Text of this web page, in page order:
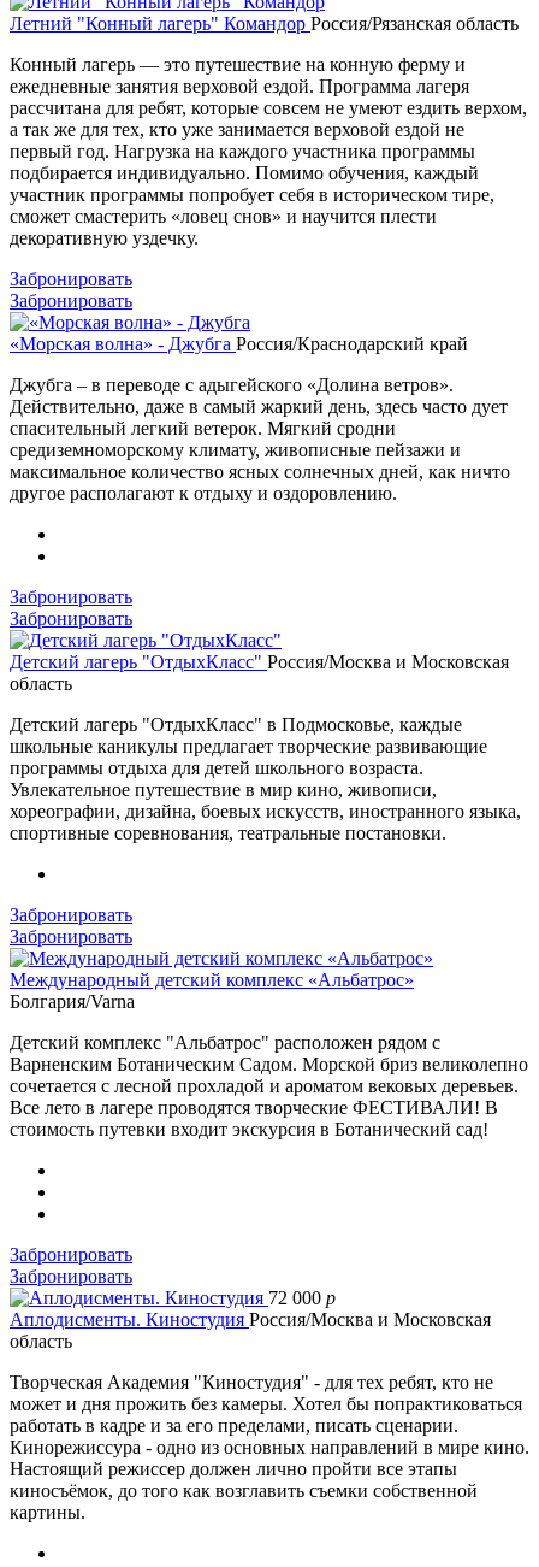
Летний "Конный лагерь" Командор Россия/Рязанская область
Конный лагерь — это путешествие на конную ферму и
ежедневные занятия верховой ездой. Программа лагеря
рассчитана для ребят, которые совсем не умеют ездить верхом,
а так же для тех, кто уже занимается верховой ездой не
первый год. Нагрузка на каждого участника программы
подбирается индивидуально. Помимо обучения, каждый
участник программы попробует себя в историческом тире,
сможет смастерить «ловец снов» и научится плести
декоративную уздечку.
Забронировать
Забронировать
«Морская волна» - Джубга Россия/Краснодарский край
Джубга – в переводе с адыгейского «Долина ветров».
Действительно, даже в самый жаркий день, здесь часто дует
спасительный легкий ветерок. Мягкий сродни
средиземноморскому климату, живописные пейзажи и
максимальное количество ясных солнечных дней, как ничто
другое располагают к отдыху и оздоровлению.
Забронировать
Забронировать
Детский лагерь "ОтдыхКласс" Россия/Москва и Московская
область
Детский лагерь "ОтдыхКласс" в Подмосковье, каждые
школьные каникулы предлагает творческие развивающие
программы отдыха для детей школьного возраста.
Увлекательное путешествие в мир кино, живописи,
хореографии, дизайна, боевых искусств, иностранного языка,
спортивные соревнования, театральные постановки.
Забронировать
Забронировать
Международный детский комплекс «Альбатрос»
Болгария/Varna
Детский комплекс "Альбатрос" расположен рядом с
Варненским Ботаническим Садом. Морской бриз великолепно
сочетается с лесной прохладой и ароматом вековых деревьев.
Все лето в лагере проводятся творческие ФЕСТИВАЛИ! В
стоимость путевки входит экскурсия в Ботанический сад!
Забронировать
Забронировать
72 000 p
Аплодисменты. Киностудия Россия/Москва и Московская
область
Творческая Академия "Киностудия" - для тех ребят, кто не
может и дня прожить без камеры. Хотел бы попрактиковаться
работать в кадре и за его пределами, писать сценарии.
Кинорежиссура - одно из основных направлений в мире кино.
Настоящий режиссер должен лично пройти все этапы
киносъёмок, до того как возглавить съемки собственной
картины.